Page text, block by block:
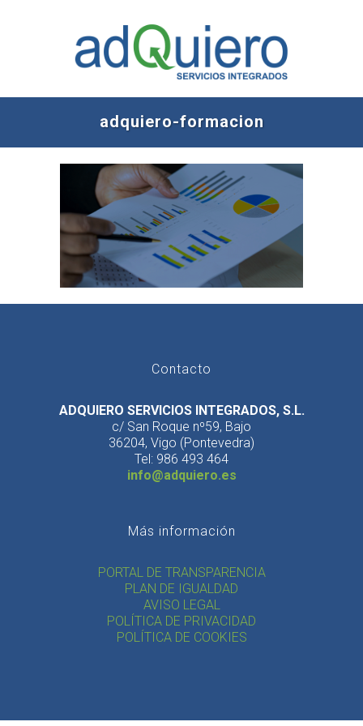
adquiero-formacion
Contacto
ADQUIERO SERVICIOS INTEGRADOS, S.L.
c/ San Roque nº59, Bajo
36204, Vigo (Pontevedra)
Tel: 986 493 464
info@adquiero.es
Más información
PORTAL DE TRANSPARENCIA
PLAN DE IGUALDAD
AVISO LEGAL
POLÍTICA DE PRIVACIDAD
POLÍTICA DE COOKIES